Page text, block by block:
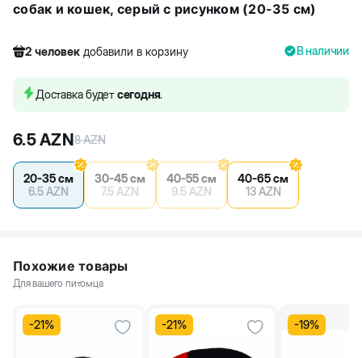
собак и кошек, серый с рисунком (20-35 см)
2 человек добавили в корзину
6 человек купили товар
В наличии
Доставка будетсегодня.
6.5AZN8AZN
20-35 см
6.5AZN
30-45 см
7.5 AZN
40-55 см
9.5 AZN
40-65 см
13 AZN
Похожие товары
Для вашего питомца
-21% -21% -19%